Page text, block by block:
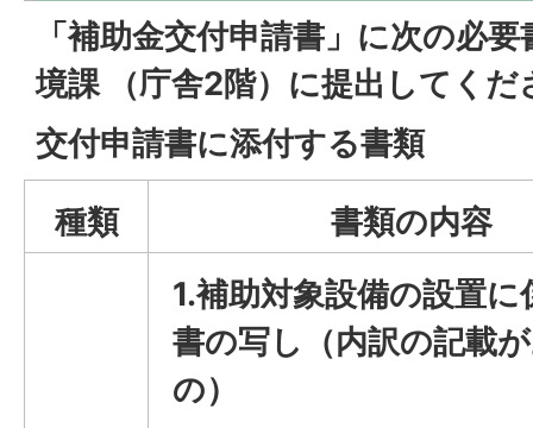
「補助金交付申請書」に次の必
境課 （庁舎2階）に提出してくだ
交付申請書に添付する書類
種類
書類の内容
1.補助対象設備の設置に
書の写し（内訳の記載
の）